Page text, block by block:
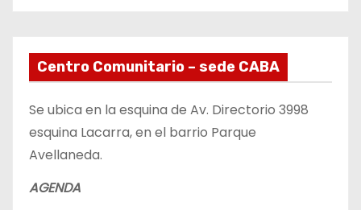
Centro Comunitario – sede CABA
Se ubica en la esquina de Av. Directorio 3998
esquina Lacarra, en el barrio Parque
Avellaneda.
AGENDA